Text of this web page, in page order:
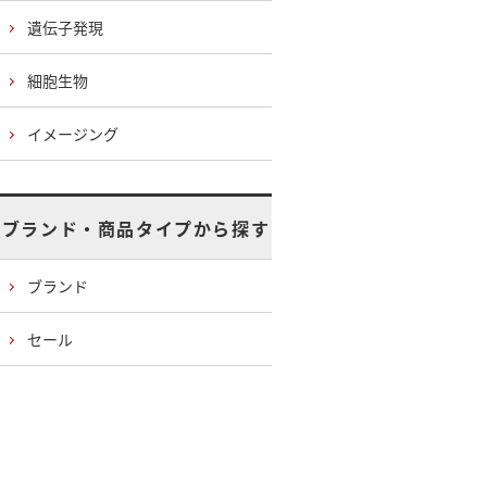
遺伝子発現
細胞生物
イメージング
ブランド・商品タイプから探す
ブランド
セール